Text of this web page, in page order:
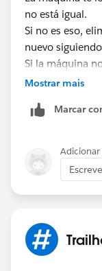
no está igual.
Si no es eso,
nuevo
Si la máquina
que algo hiciste
Mostrar mais
Marcar